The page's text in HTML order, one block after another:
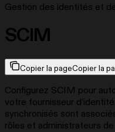
Gestion des identités et
SCIM
Copier la pageCopier la
Configurez SCIM pour
votre fournisseur
synchronisés sont
rôles et administrateurs